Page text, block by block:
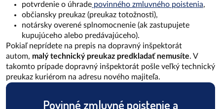
potvrdenie o úhrade povinného zmluvného poistenia,
občiansky preukaz (preukaz totožnosti),
notársky overené splnomocnenie (ak zastupujete
kupujúceho alebo predávajúceho).
Pokiaľ neprídete na prepis na dopravný inšpektorát
autom, malý technický preukaz predkladať nemusíte. V
takomto prípade dopravný inšpektorát pošle veľký technický
preukaz kuriérom na adresu nového majiteľa.
Povinné zmluvné poistenie a